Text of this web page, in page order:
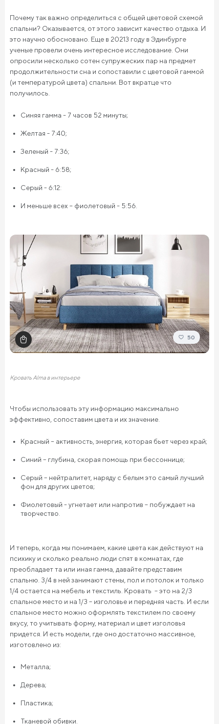
Почему так важно определиться с общей цветовой схемой
спальни? Оказывается, от этого зависит качество отдыха. И
это научно обосновано. Еще в 20213 году в Эдинбурге
ученые провели очень интересное исследование. Они
опросили несколько сотен супружеских пар на предмет
продолжительности сна и сопоставили с цветовой гаммой
(и температурой цвета) спальни. Вот вкратце что
получилось.
Синяя гамма - 7 часов 52 минуты;
Желтая - 7:40;
Зеленый - 7:36;
Красный - 6:58;
Серый - 6:12:
И меньше всех – фиолетовый - 5:56.
50
Кровать Alma в интерьере
Чтобы использовать эту информацию максимально
эффективно, сопоставим цвета и их значение.
Красный – активность, энергия, которая бьет через край;
Синий – глубина, скорая помощь при бессоннице;
Серый – нейтралитет, наряду с белым это самый лучший
фон для других цветов;
Фиолетовый - угнетает или напротив – побуждает на
творчество.
И теперь, когда мы понимаем, какие цвета как действуют на
психику и сколько реально люди спят в комнатах, где
преобладает та или иная гамма, давайте представим
спальню. 3/4 в ней занимают стены, пол и потолок и только
1/4 остается на мебель и текстиль. Кровать – это на 2/3
спальное место и на 1/3 – изголовье и передняя часть. И если
спальное место можно оформлять текстилем по своему
вкусу, то учитывать форму, материал и цвет изголовья
придется. И есть модели, где оно достаточно массивное,
изготовлено из:
Металла;
Дерева;
Пластика;
Тканевой обивки.